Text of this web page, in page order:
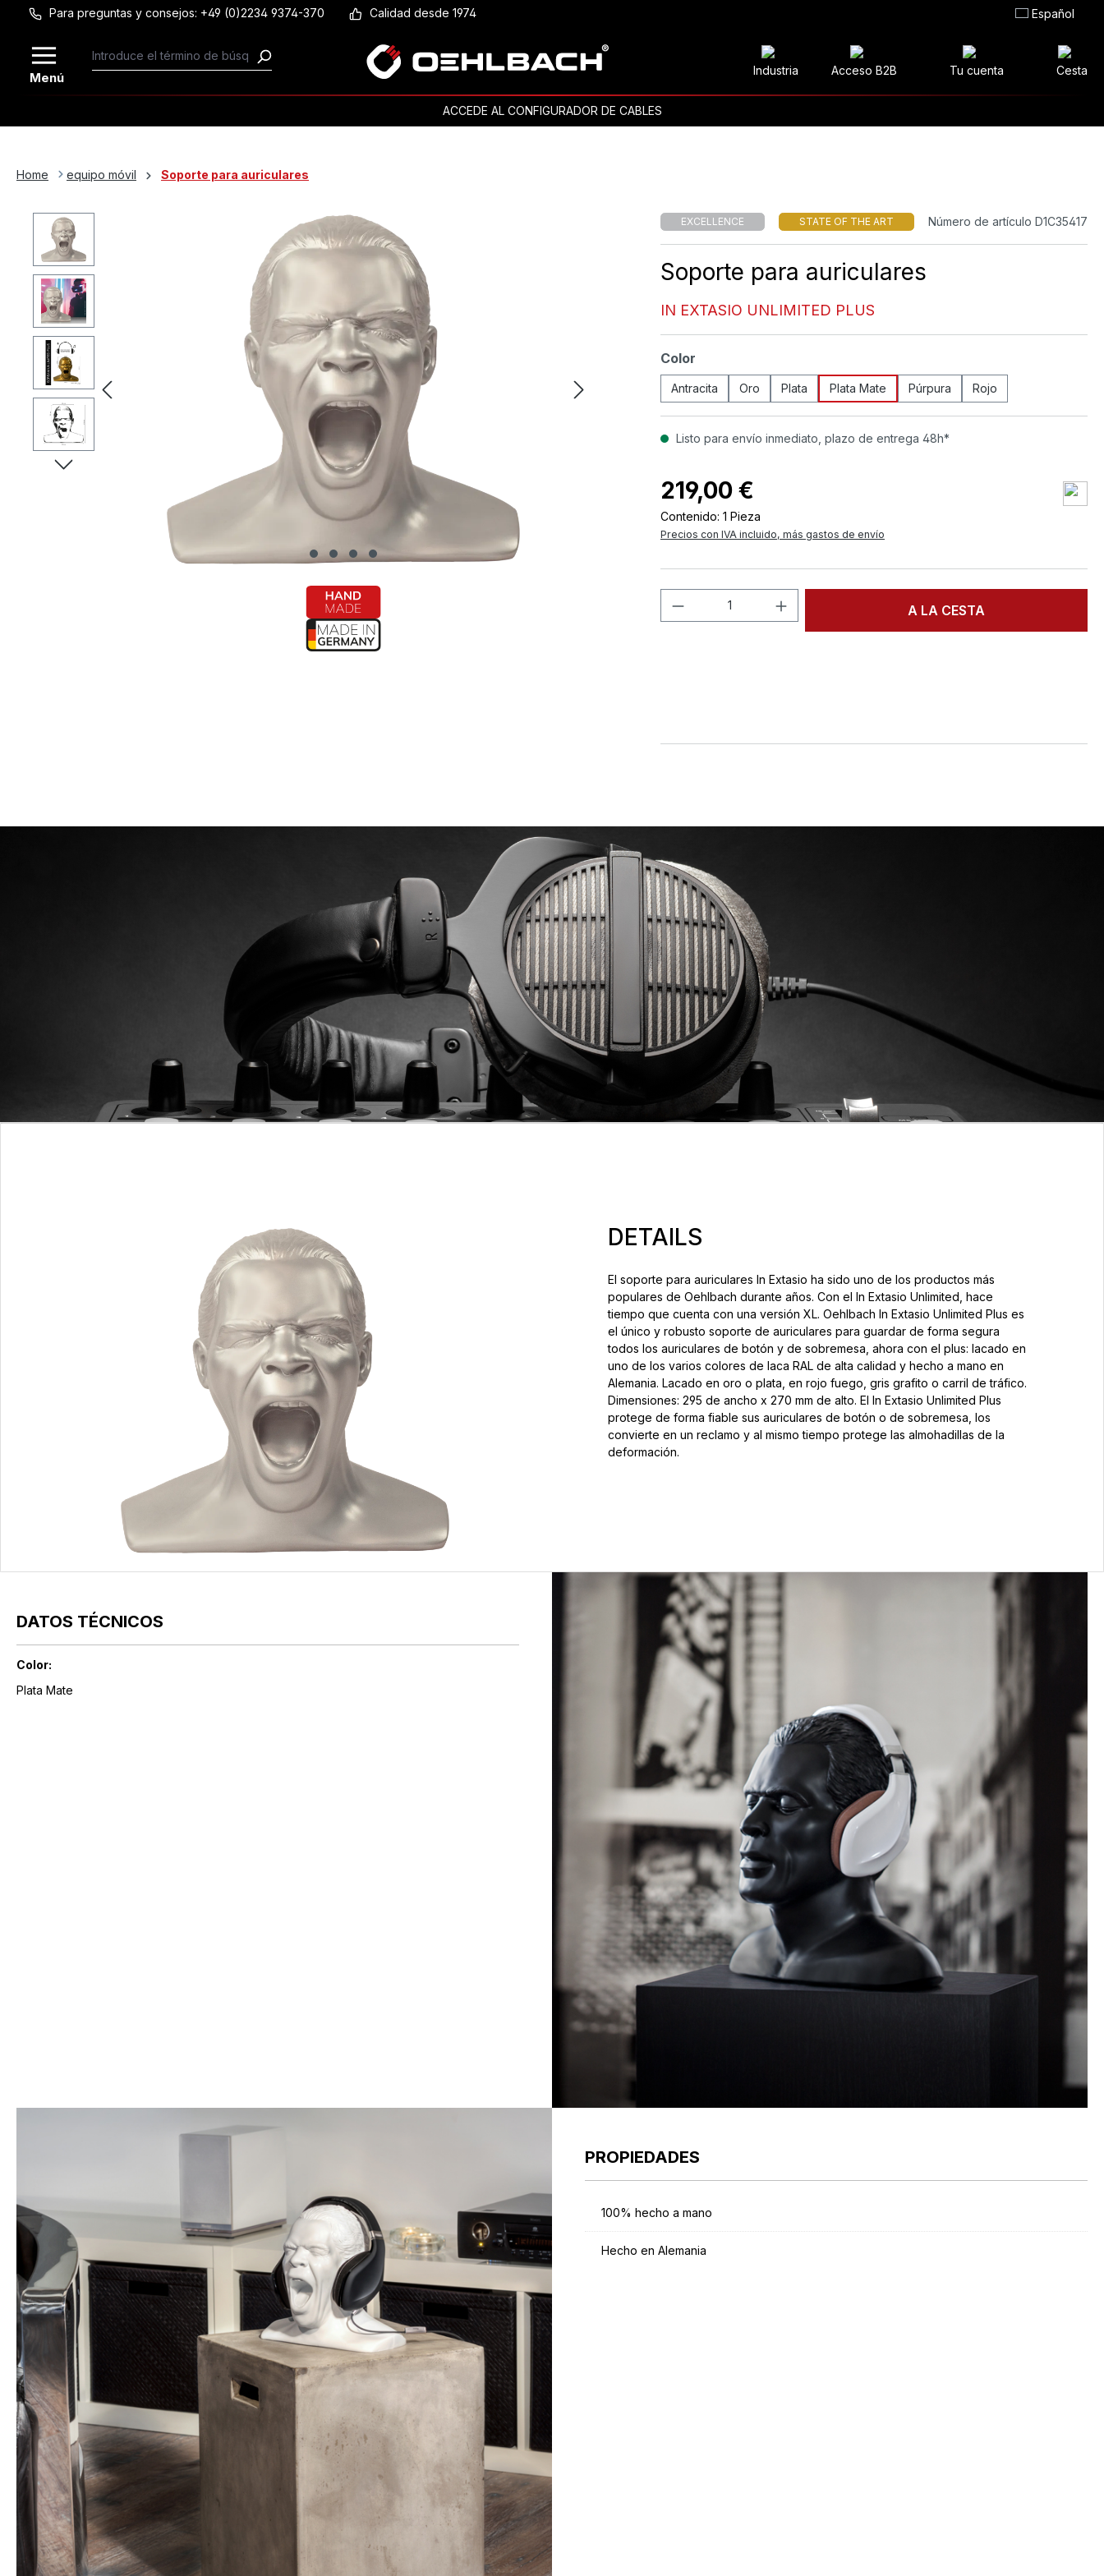
Saltar al contenido principal
Para preguntas y consejos: +49 (0)2234 9374-370 Calidad desde 1974 Español
Menú Industria Acceso B2B Tu cuenta Cesta
ACCEDE AL CONFIGURADOR DE CABLES
Home equipo móvil Soporte para auriculares
EXCELLENCE STATE OF THE ART Número de artículo D1C35417
Soporte para auriculares
IN EXTASIO UNLIMITED PLUS
Seleccione
Color
Antracita Oro Plata Plata Mate Púrpura Rojo
Listo para envío inmediato, plazo de entrega 48h*
219,00 €
Contenido: 1 Pieza
Precios con IVA incluido, más gastos de envío
Cantidad del producto: introduce la cantidad
A LA CESTA
DETAILS
El soporte para auriculares In Extasio ha sido uno de los productos más
populares de Oehlbach durante años. Con el In Extasio Unlimited, hace
tiempo que cuenta con una versión XL. Oehlbach In Extasio Unlimited Plus es
el único y robusto soporte de auriculares para guardar de forma segura
todos los auriculares de botón y de sobremesa, ahora con el plus: lacado en
uno de los varios colores de laca RAL de alta calidad y hecho a mano en
Alemania. Lacado en oro o plata, en rojo fuego, gris grafito o carril de tráfico.
Dimensiones: 295 de ancho x 270 mm de alto. El In Extasio Unlimited Plus
protege de forma fiable sus auriculares de botón o de sobremesa, los
convierte en un reclamo y al mismo tiempo protege las almohadillas de la
deformación.
DATOS TÉCNICOS
Color:
Plata Mate
PROPIEDADES
100% hecho a mano
Hecho en Alemania